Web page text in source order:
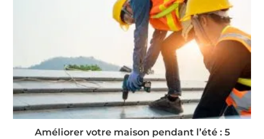
Améliorer votre maison pendant l’été : 5